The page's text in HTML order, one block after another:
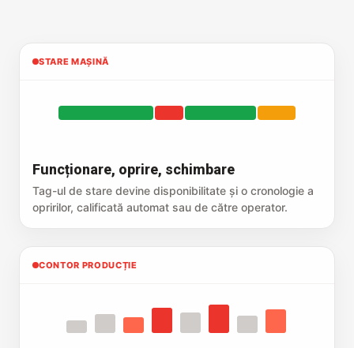
STARE MAȘINĂ
Funcționare, oprire, schimbare
Tag-ul de stare devine disponibilitate și o cronologie a
opririlor, calificată automat sau de către operator.
CONTOR PRODUCȚIE